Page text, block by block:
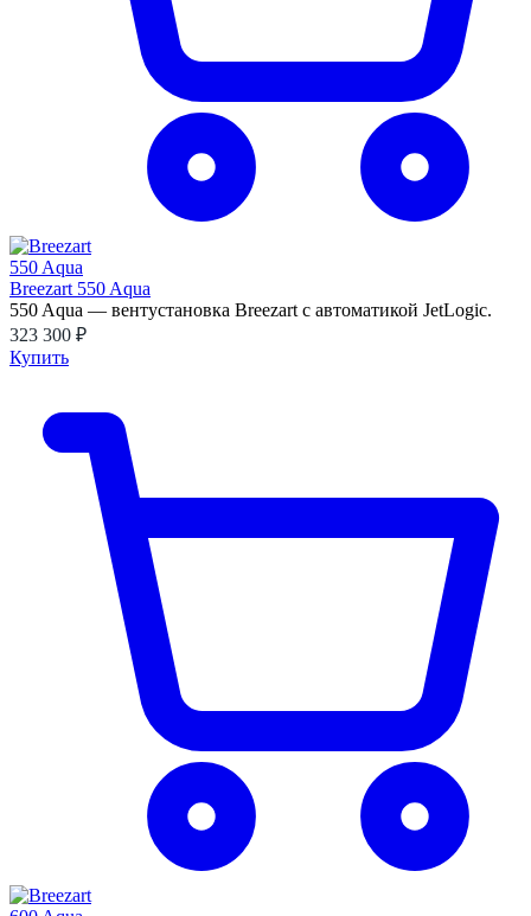
Breezart 550 Aqua
550 Aqua — вентустановка Breezart с автоматикой JetLogic.
323 300 ₽
Купить